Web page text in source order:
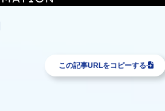
この記事URLをコピーする